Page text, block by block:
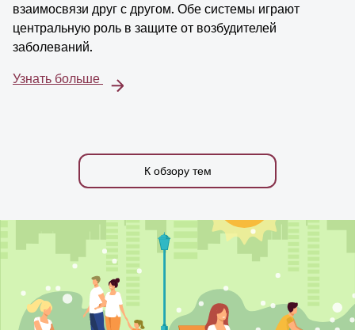
взаимосвязи друг с другом. Обе системы играют
центральную роль в защите от возбудителей
заболеваний.
Узнать больше
К обзору тем